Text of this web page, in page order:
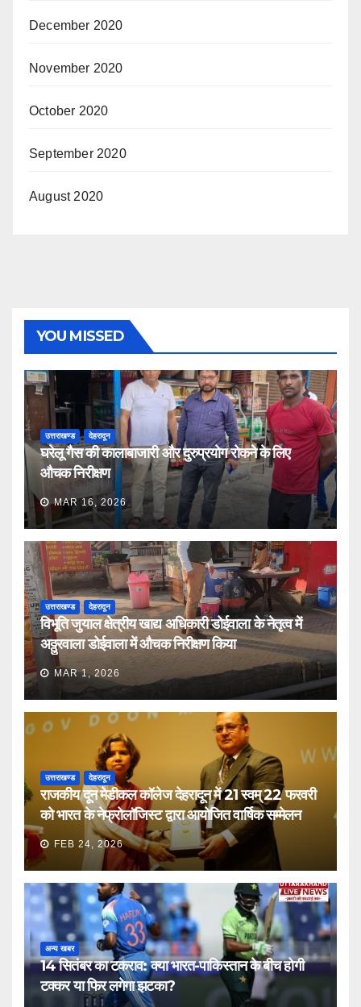
December 2020
November 2020
October 2020
September 2020
August 2020
YOU MISSED
उत्तराखण्ड देहरादून
घरेलू गैस की कालाबाजारी और दुरुप्रयोग रोकने के लिए
औचक निरीक्षण
MAR 16, 2026
उत्तराखण्ड देहरादून
विभूति जुयाल क्षेत्रीय खाद्य अधिकारी डोईवाला के नेतृत्व में
अठ्ठुरवाला डोईवाला में औचक निरीक्षण किया
MAR 1, 2026
उत्तराखण्ड देहरादून
राजकीय दून मेडीकल कॉलेज देहरादून में 21 स्वम् 22 फरवरी
को भारत के नेफ्रोलॉजिस्ट द्वारा आयोजित वार्षिक सम्मेलन
FEB 24, 2026
अन्य खबर
14 सितंबर का टकराव: क्या भारत-पाकिस्तान के बीच होगी
टक्कर या फिर लगेगा झटका?